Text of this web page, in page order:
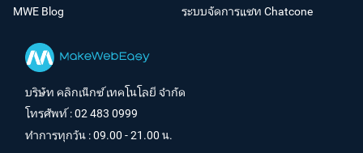
MWE Blog
ระบบจัดการแชท Chatcone
บริษัท คลิกเน็กซ์ เทคโนโลยี จำกัด
โทรศัพท์ :02 483 0999
ทำการทุกวัน : 09.00 - 21.00 น.